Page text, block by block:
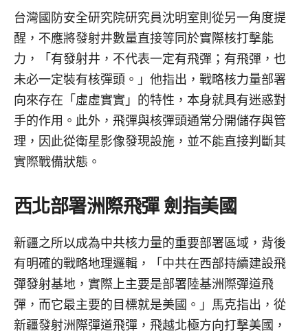
台灣國防安全研究院研究員沈明室則從另一角度提
醒，不應將發射井數量直接等同於實際核打擊能
力，「有發射井，不代表一定有飛彈；有飛彈，也
未必一定裝有核彈頭。」他指出，戰略核力量部署
向來存在「虛虛實實」的特性，本身就具有迷惑對
手的作用。此外，飛彈與核彈頭通常分開儲存與管
理，因此從衛星影像發現設施，並不能直接判斷其
實際戰備狀態。
西北部署洲際飛彈 劍指美國
新疆之所以成為中共核力量的重要部署區域，背後
有明確的戰略地理邏輯，「中共在西部持續建設飛
彈發射基地，實際上主要是部署陸基洲際彈道飛
彈，而它最主要的目標就是美國。」馬克指出，從
新疆發射洲際彈道飛彈，飛越北極方向打擊美國，